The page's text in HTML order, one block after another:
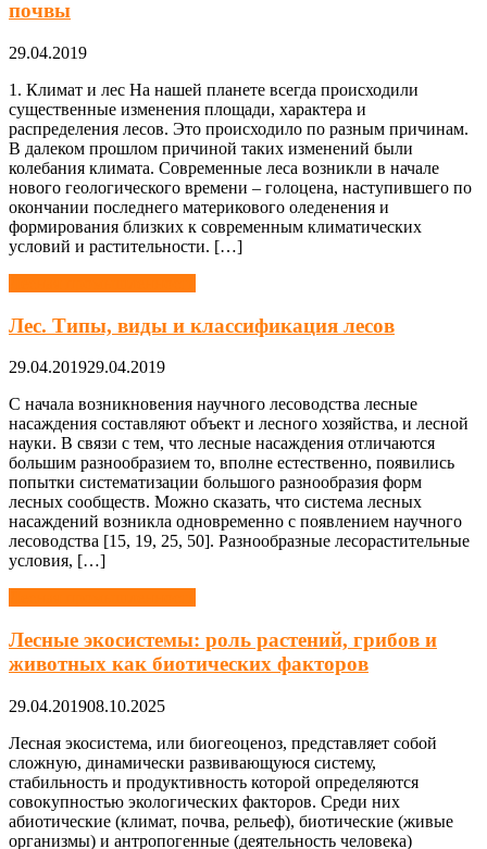
почвы
29.04.2019
1. Климат и лес На нашей планете всегда происходили
существенные изменения площади, характера и
распределения лесов. Это происходило по разным причинам.
В далеком прошлом причиной таких изменений были
колебания климата. Современные леса возникли в начале
нового геологического времени – голоцена, наступившего по
окончании последнего материкового оледенения и
формирования близких к современным климатических
условий и растительности. […]
Лес. Типы, виды и классификация лесов
29.04.201929.04.2019
С начала возникновения научного лесоводства лесные
насаждения составляют объект и лесного хозяйства, и лесной
науки. В связи с тем, что лесные насаждения отличаются
большим разнообразием то, вполне естественно, появились
попытки систематизации большого разнообразия форм
лесных сообществ. Можно сказать, что система лесных
насаждений возникла одновременно с появлением научного
лесоводства [15, 19, 25, 50]. Разнообразные лесорастительные
условия, […]
Лесные экосистемы: роль растений, грибов и
животных как биотических факторов
29.04.201908.10.2025
Лесная экосистема, или биогеоценоз, представляет собой
сложную, динамически развивающуюся систему,
стабильность и продуктивность которой определяются
совокупностью экологических факторов. Среди них
абиотические (климат, почва, рельеф), биотические (живые
организмы) и антропогенные (деятельность человека)